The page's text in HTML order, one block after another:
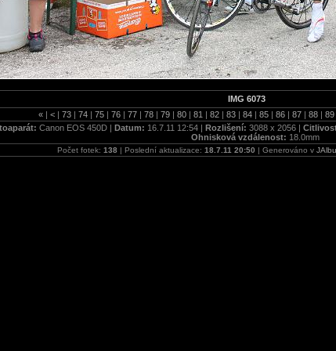
IMG 6073
« | < | 73 | 74 | 75 | 76 | 77 | 78 | 79 | 80 | 81 | 82 | 83 | 84 | 85 | 86 | 87 | 88 | 89
Canon EOS 450D | Datum: 16.7.11 12:54 | Rozlišení: 3088 x 2056 |
Ohnisková vzdálenost: 18.0mm
Počet fotek: 138 | Poslední aktualizace: 18.7.11 20:50 | Generováno v